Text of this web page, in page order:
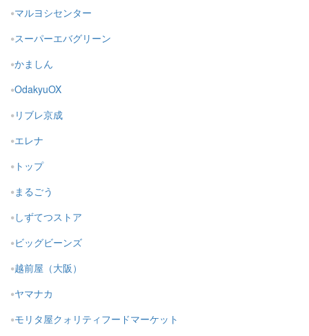
マルヨシセンター
スーパーエバグリーン
かましん
OdakyuOX
リブレ京成
エレナ
トップ
まるごう
しずてつストア
ビッグビーンズ
越前屋（大阪）
ヤマナカ
モリタ屋クォリティフードマーケット